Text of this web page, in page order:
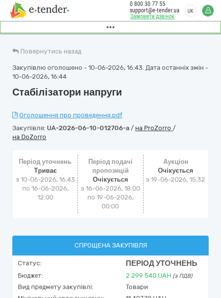
Замовити дзвінок
0 800 30 77 55
support@e-tender.ua
UK
Повернутись назад
Закупівлю оголошено - 10-06-2026, 16:43. Дата останніх змін -
10-06-2026, 16:44
Стабілізатори напруги
Оголошення про проведення.pdf
Закупівля: UA-2026-06-10-012706-a / на ProZorro /
на DoZorro
Період уточнень
Триває
з 10-06-2026, 16:43
по 16-06-2026,
12:00
Період подачі
пропозицій
Очікується
з 16-06-2026, 18:00
по 19-06-2026,
00:00
Аукціон
Очікується
з19-06-2026, 15:32
СПРОЩЕНА ЗАКУПІВЛЯ
Статус: ПЕРІОД УТОЧНЕНЬ
Бюджет: 2 299 540 UAH (з ПДВ)
Вид предмету закупівлі:
Товари